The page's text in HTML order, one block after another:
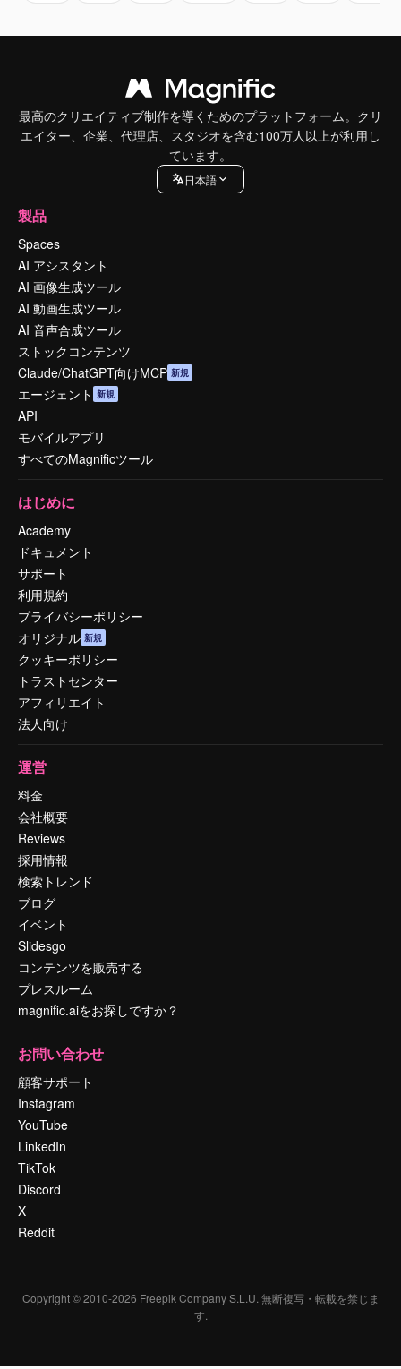
最高のクリエイティブ制作を導くためのプラットフォーム。クリ
エイター、企業、代理店、スタジオを含む100万人以上が利用し
ています。
日本語
製品
Spaces
AI アシスタント
AI 画像生成ツール
AI 動画生成ツール
AI 音声合成ツール
ストックコンテンツ
Claude/ChatGPT向けMCP 新規
エージェント 新規
API
モバイルアプリ
すべてのMagnificツール
はじめに
Academy
ドキュメント
サポート
利用規約
プライバシーポリシー
オリジナル 新規
クッキーポリシー
トラストセンター
アフィリエイト
法人向け
運営
料金
会社概要
Reviews
採用情報
検索トレンド
ブログ
イベント
Slidesgo
コンテンツを販売する
プレスルーム
magnific.aiをお探しですか？
お問い合わせ
顧客サポート
Instagram
YouTube
LinkedIn
TikTok
Discord
X
Reddit
Copyright © 2010-2026 Freepik Company S.L.U. 無断複写・転載を禁じま
す.